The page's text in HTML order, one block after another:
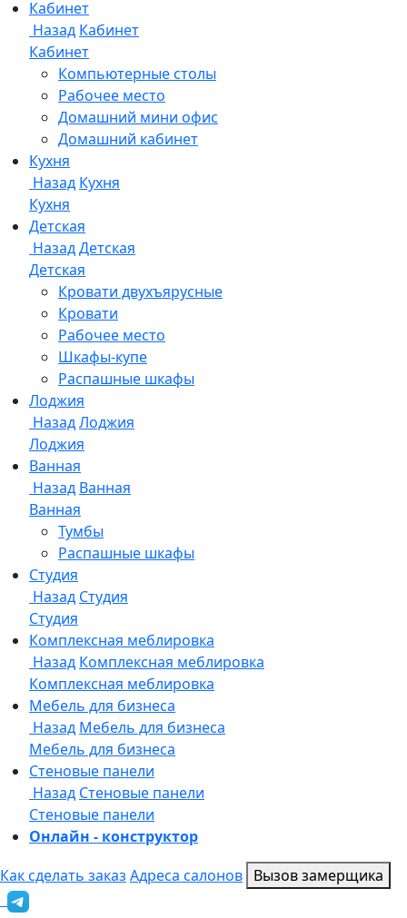
Онлайн - конструктор
Как сделать заказ Адреса салонов Вызов замерщика